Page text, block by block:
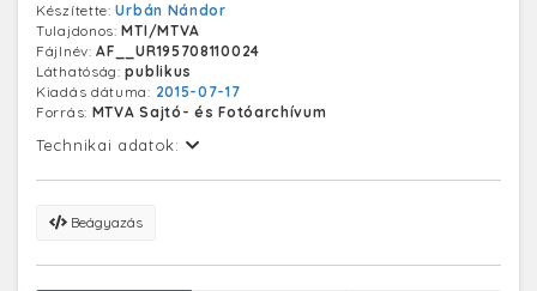
Készítette:Urbán Nándor
Tulajdonos:MTI/MTVA
Fájlnév:AF__UR195708110024
Láthatóság:publikus
Kiadás dátuma: 2015-07-17
Forrás: MTVA Sajtó- és Fotóarchívum
Technikai adatok:
Beágyazás